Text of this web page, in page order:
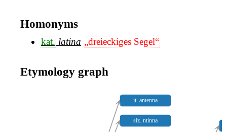
Homonyms
kat. latina „dreieckiges Segel“
Etymology graph
it. antẹnna
siz. ntinna